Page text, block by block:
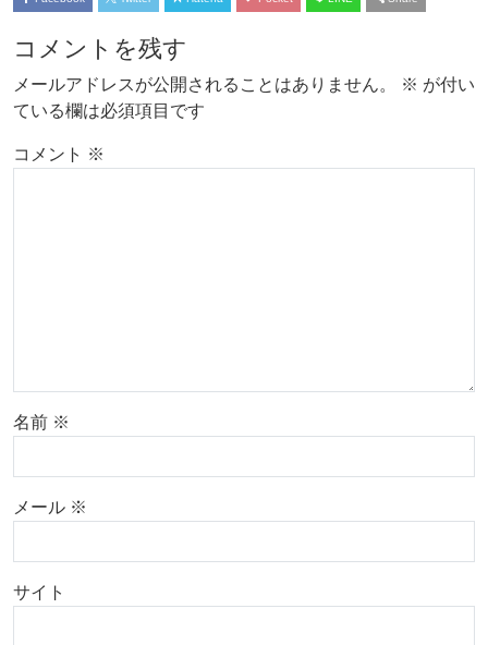
コメントを残す
メールアドレスが公開されることはありません。 ※ が付い
ている欄は必須項目です
コメント ※
名前 ※
メール ※
サイト